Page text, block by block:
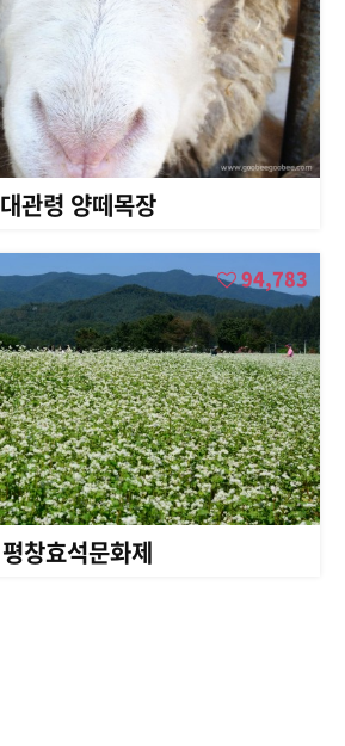
대관령 양떼목장
94,783
평창효석문화제